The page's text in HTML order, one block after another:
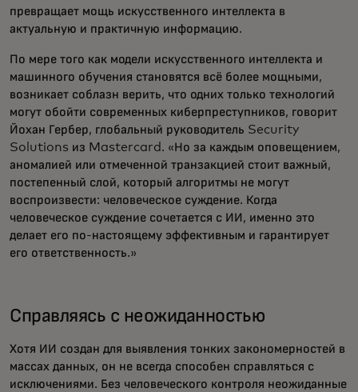
превращает мощь искусственного интеллекта в
актуальную и практичную информацию.
По мере того как модели искусственного интеллекта и
машинного обучения становятся всё более мощными,
возникает соблазн верить, что одних только технологий
могут обойти современных киберпреступников, говорит
Йохан Гербер, глобальный руководитель Security
Solutions из Mastercard. «Но за каждым оповещением,
аномалией или отмеченной транзакцией стоит важный,
постепенный слой, который алгоритмы не могут
воспроизвести: человеческое суждение. Когда
человеческое суждение сочетается с ИИ, именно это
делает его по-настоящему эффективным и гарантирует
его ответственность.»
Справляясь с неожиданностью
Хотя ИИ создан для выявления тонких закономерностей в
массах данных, он не всегда способен справляться с
исключениями. Без человеческого контроля неожиданные